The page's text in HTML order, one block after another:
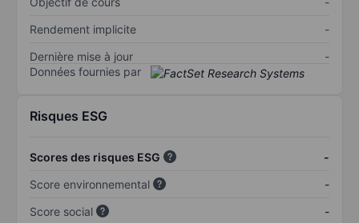
Rendement implicite
-
Dernière mise à jour
-
Données fournies par
Risques ESG
Scores des risques ESG
-
Score environnemental
-
Score social
-